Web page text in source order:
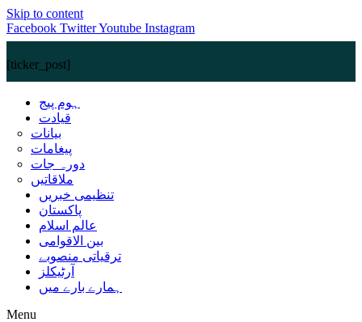
Skip to content
Facebook TwitterYoutube Instagram
[ticker_post]
ہوم پیج
قیادت
بیانات
پیغامات
دورہ جات
ملاقاتیں
تنظیمی خبریں
پاکستان
عالم اسلام
بین الاقوامی
ترقیاتی منصوبے
آرٹیکلز
ہمارے بارے میں
Menu